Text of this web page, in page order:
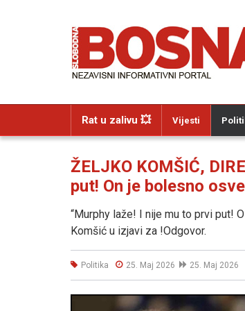
Rat u zalivu 💥 Vijesti
ŽELJKO KOMŠIĆ,
put! On je bolesno
“Murphy laže! I nije mu to prvi put!
Komšić u izjavi za !Odgovor.
Politika 25. Maj 2026 25. Maj 2026